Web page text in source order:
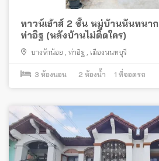
ทาวน์เฮ้าส์ 2 ชั้น หมู่บ้านนันทนา
ท่าอิฐ (หลังบ้านไม่ติดใคร)
บางรักน้อย ท่าอิฐ เมืองนนทบุรี
3 ห้องนอน 2 ห้องน้ำ 1 ที่จอดรถ